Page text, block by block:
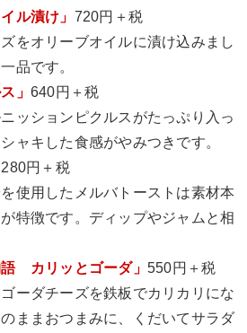
ル漬け」 720円＋税
をオリーブオイルに漬け込みまし
品です。
」 640円＋税
ッションピクルスがたっぷり入っ
ャキした食感がやみつきです。
280円＋税
使用したメルバトーストは素材本
特徴です。ディップやジャムと相
語 カリッとゴーダ」 550円＋税
ーダチーズを鉄板でカリカリにな
ままおつまみに、くだいてサラダ